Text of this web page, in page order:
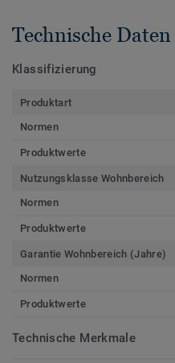
Technische Daten
Klassifizierung
Produktart
Normen
Produktwerte
Nutzungsklasse Wohnbereich
Normen
Produktwerte
Garantie Wohnbereich (Jahre)
Normen
Produktwerte
Technische Merkmale